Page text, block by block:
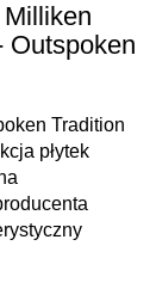
Outspoken
Tradition
płytek